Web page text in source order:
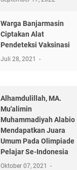
Warga Banjarmasin
Ciptakan Alat
Pendeteksi Vaksinasi
Juli 28, 2021
Alhamdulillah, MA.
Mu'alimin
Muhammadiyah Alabio
Mendapatkan Juara
Umum Pada Olimpiade
Pelajar Se-Indonesia
Oktober 07, 2021